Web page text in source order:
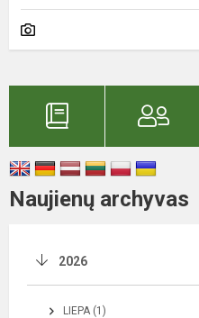
Naujienų archyvas
2026
LIEPA (1)